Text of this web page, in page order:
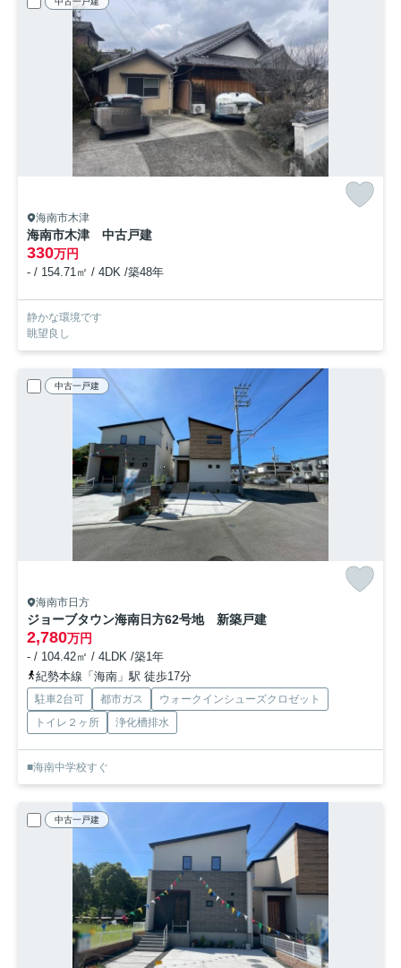
海南市木津
海南市木津 中古戸建
330万円
- / 154.71㎡ / 4DK /築48年
静かな環境です
眺望良し
中古一戸建
海南市日方
ジョーブタウン海南日方62号地 新築戸建
2,780万円
- / 104.42㎡ / 4LDK /築1年
紀勢本線「海南」駅 徒歩17分
駐車2台可 都市ガス
ウォークインシューズクロゼット
トイレ２ヶ所
浄化槽排水
■海南中学校すぐ
中古一戸建